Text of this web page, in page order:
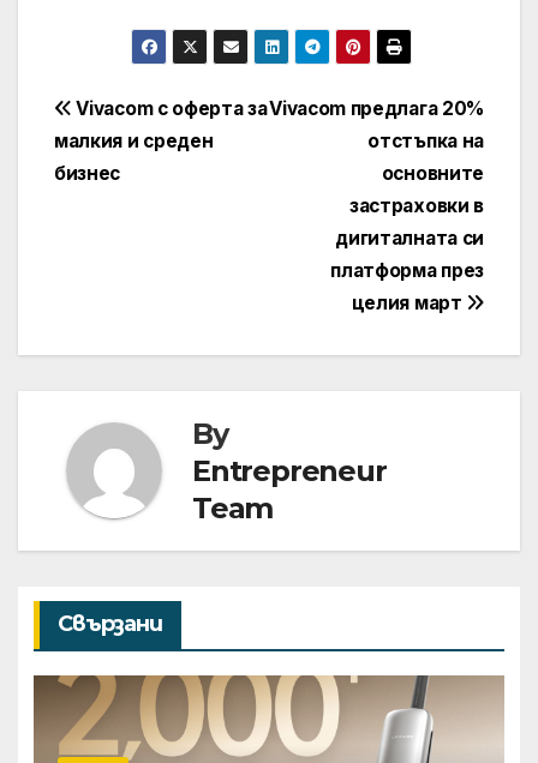
Навигация Vivacom предлага 20%
отстъпка на
основните
застраховки в
дигиталната си
платформа през
целия март
Vivacom с оферта за
малкия и среден
бизнес
By
Entrepreneur
Team
Свързани